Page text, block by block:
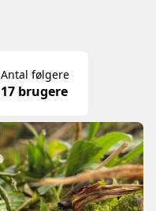
Antal følgere
17 brugere